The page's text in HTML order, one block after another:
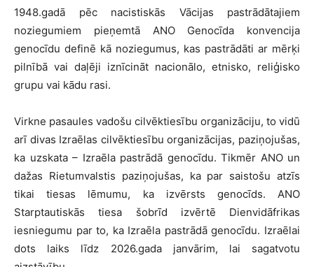
1948.gadā pēc nacistiskās Vācijas pastrādātajiem
noziegumiem pieņemtā ANO Genocīda konvencija
genocīdu definē kā noziegumus, kas pastrādāti ar mērķi
pilnībā vai daļēji iznīcināt nacionālo, etnisko, reliģisko
grupu vai kādu rasi.
Virkne pasaules vadošu cilvēktiesību organizāciju, to vidū
arī divas Izraēlas cilvēktiesību organizācijas, paziņojušas,
ka uzskata – Izraēla pastrādā genocīdu. Tikmēr ANO un
dažas Rietumvalstis paziņojušas, ka par saistošu atzīs
tikai tiesas lēmumu, ka izvērsts genocīds. ANO
Starptautiskās tiesa šobrīd izvērtē Dienvidāfrikas
iesniegumu par to, ka Izraēla pastrādā genocīdu. Izraēlai
dots laiks līdz 2026.gada janvārim, lai sagatvotu